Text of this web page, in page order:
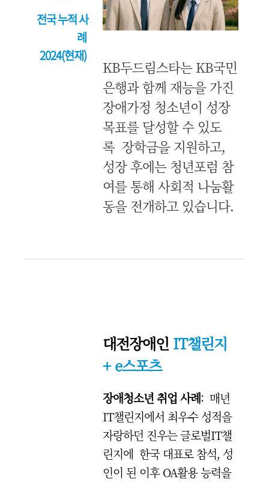
전국 누적 사
례
2024(현재)
KB두드림스타는 KB국민
은행과 함께 재능을 가진
장애가정 청소년이 성장
목표를 달성할 수 있도
록 장학금을 지원하고,
성장 후에는 청년포럼 참
여를 통해 사회적 나눔활
동을 전개하고 있습니다.
대전장애인 IT챌린지
+ e스포츠
장애청소년 취업 사례: 매년
IT챌린지에서 최우수 성적을
자랑하던 진우는 글로벌IT챌
린지에 한국 대표로 참석, 성
인이 된 이후 OA활용 능력을